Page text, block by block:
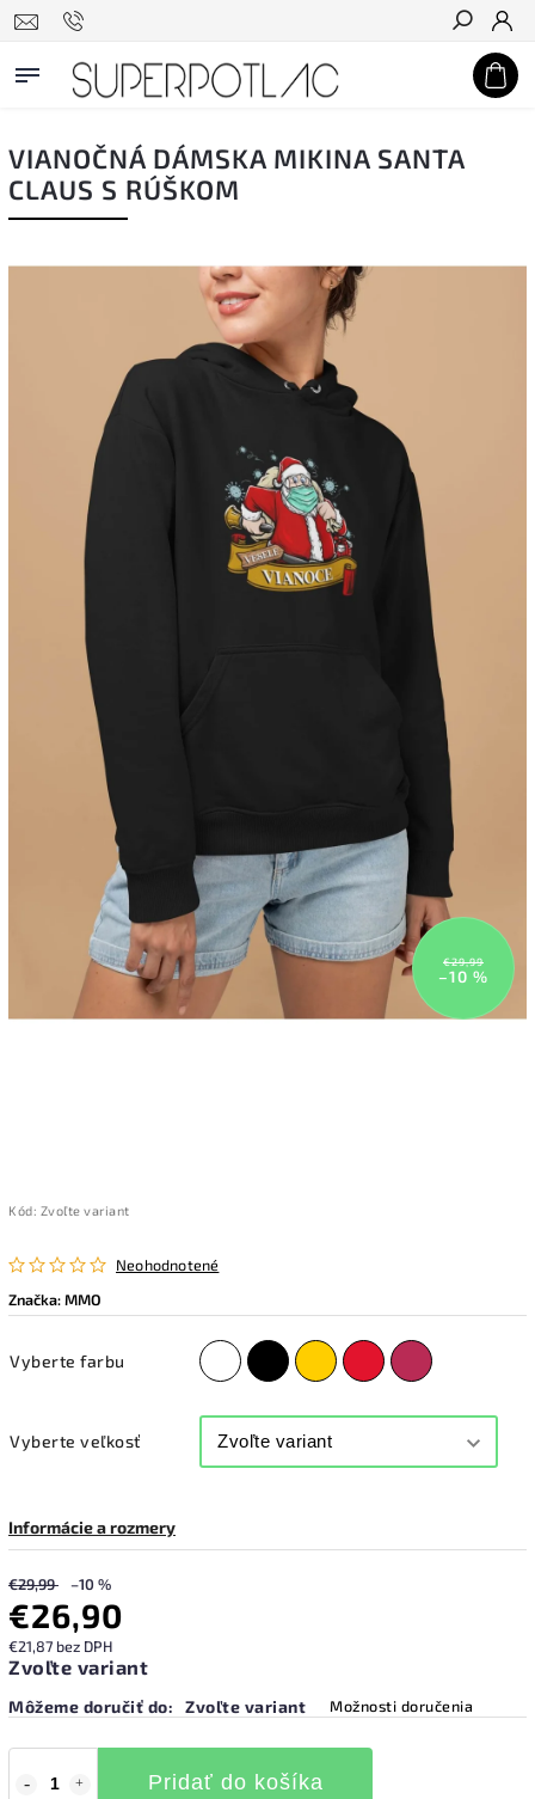
Hľadať
VIANOČNÁ DÁMSKA MIKINA SANTA
CLAUS S RÚŠKOM
€29,99
–10 %
Kód: Zvoľte variant
Neohodnotené
Značka:MMO
Vyberte farbu
Vyberte veľkosť
Informácie a rozmery
€29,99 –10 %
€26,90
€21,87 bez DPH
Zvoľte variant
Môžeme doručiť do: Zvoľte variant Možnosti doručenia
Pridať do košíka